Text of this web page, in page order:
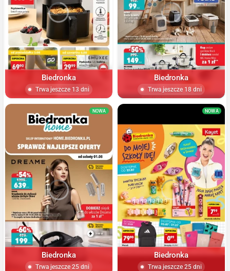
Biedronka
Trwa jeszcze 13 dni
Biedronka
Trwa jeszcze 18 dni
NOWA
Biedronka
Trwa jeszcze 25 dni
NOWA
Biedronka
Trwa jeszcze 25 dni